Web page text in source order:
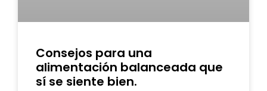
Consejos para una
alimentación balanceada que
sí se siente bien.